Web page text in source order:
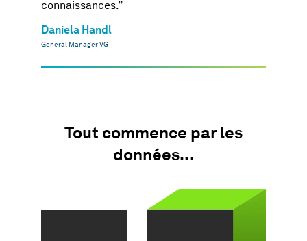
connaissances.”
Daniela Handl
General Manager VG
Tout commence par les
données...